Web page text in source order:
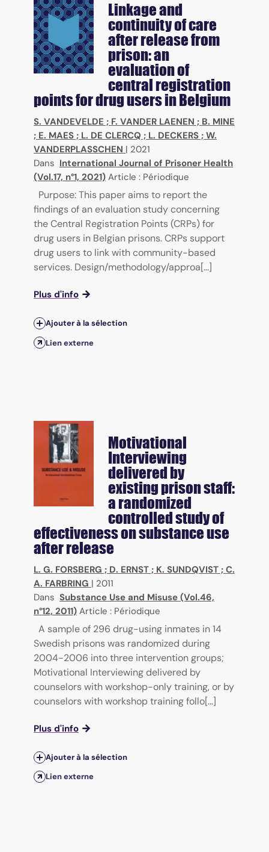
Linkage and
continuity of care
after release from
prison: an
evaluation of
central registration
points for drug users in Belgium
S. VANDEVELDE ; F. VANDER LAENEN ; B. MINE
; E. MAES ; L. DE CLERCQ ; L. DECKERS ; W.
VANDERPLASSCHEN | 2021
Dans International Journal of Prisoner Health
(Vol.17, n°1, 2021) Article : Périodique
Purpose: This paper aims to report the
findings of an evaluation study concerning
the Central Registration Points (CRPs) for
drug users in Belgian prisons. CRPs support
drug users to link with community-based
services. Design/methodology/approa[...]
Plus d'info
Ajouter à la sélection
Lien externe
Motivational
Interviewing
delivered by
existing prison staff:
a randomized
controlled study of
effectiveness on substance use
after release
L. G. FORSBERG ; D. ERNST ; K. SUNDQVIST ; C.
A. FARBRING | 2011
Dans Substance Use and Misuse (Vol.46,
n°12, 2011) Article : Périodique
A sample of 296 drug-using inmates in 14
Swedish prisons was randomized during
2004-2006 into three intervention groups;
Motivational Interviewing delivered by
counselors with workshop-only training, or by
counselors with workshop training follo[...]
Plus d'info
Ajouter à la sélection
Lien externe